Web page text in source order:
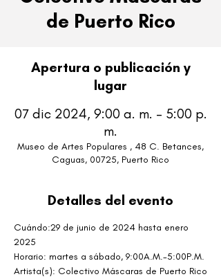
de Puerto Rico
Apertura o publicación y
lugar
07 dic 2024, 9:00 a. m. – 5:00 p.
m.
Museo de Artes Populares , 48 C. Betances,
Caguas, 00725, Puerto Rico
Detalles del evento
Cuándo:29 de junio de 2024 hasta enero
2025
Horario: martes a sábado, 9:00A.M.-5:00P.M.
Artista(s): Colectivo Máscaras de Puerto Rico